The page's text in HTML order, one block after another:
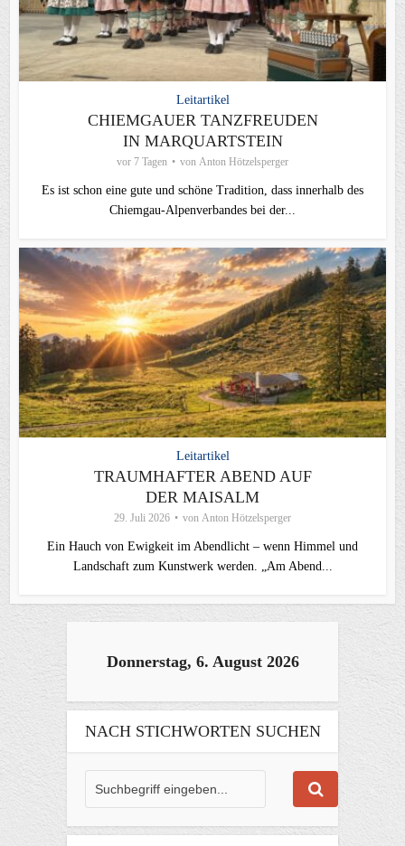
Leitartikel
CHIEMGAUER TANZFREUDEN
IN MARQUARTSTEIN
vor 7 Tagen von Anton Hötzelsperger
Es ist schon eine gute und schöne Tradition, dass innerhalb des
Chiemgau-Alpenverbandes bei der...
Leitartikel
TRAUMHAFTER ABEND AUF
DER MAISALM
29. Juli 2026 von Anton Hötzelsperger
Ein Hauch von Ewigkeit im Abendlicht – wenn Himmel und
Landschaft zum Kunstwerk werden. „Am Abend...
Donnerstag, 6. August 2026
NACH STICHWORTEN SUCHEN